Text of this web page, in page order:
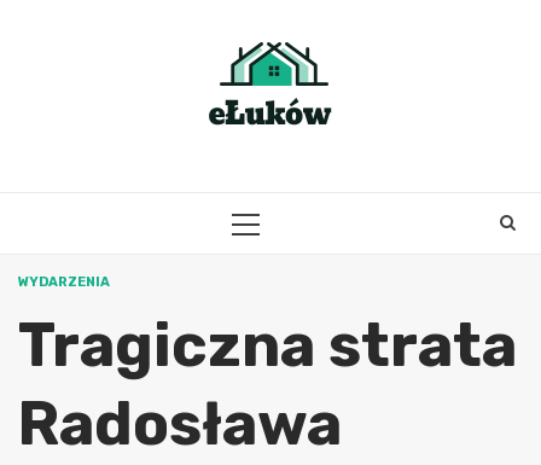
PRIMARY
WYDARZENIA
Tragiczna strata
Radosława